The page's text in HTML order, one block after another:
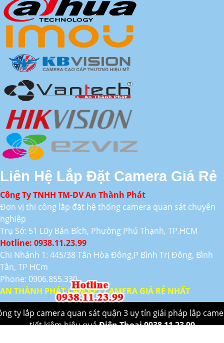
Liên Hệ Lắp Đặt Camera Giá Rẻ
Công Ty TNHH TM-DV An Thành Phát
Đơn vị thi công lắp đặt hệ thống camera quan sát chuyên
nghiệp
Trụ Sở: 51 Lũy Bán Bích, Phường Phú Thạnh, TP.HCM
Hotline: 0938.11.23.99
Chi Nhánh 1: 445/38 Tân Hòa Đông,P Bình Trị Đông, Bình
Tân, TP HCm
Phone: 0906.855.330
AN THÀNH PHÁT CAM KẾT CAMERA GIÁ RẺ NHẤT
ty lắp camera quan sát quận 3 uy tín giải pháp lắp
tiết kiệm hiệu quảĐiên Thoại 0938 11 23 99